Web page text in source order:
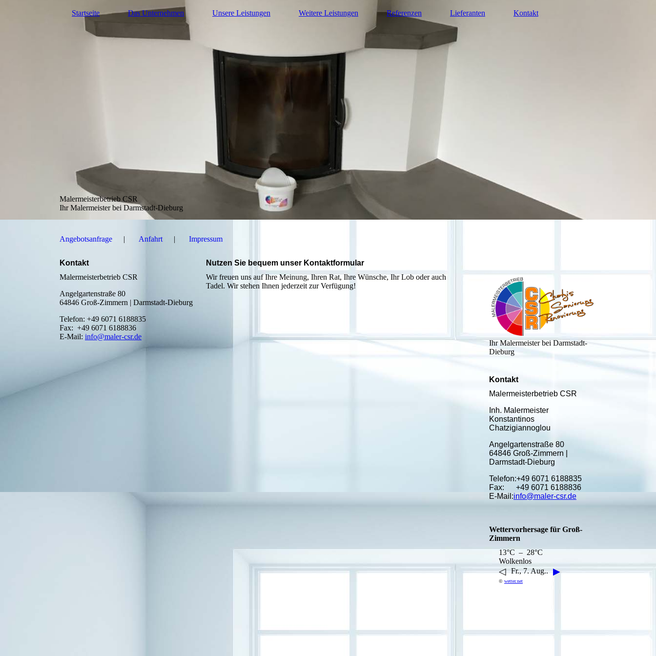
Startseite Das Unternehmen Unsere Leistungen Weitere Leistungen Referenzen Lieferanten Kontakt
Malermeisterbetrieb CSR
Ihr Malermeister bei Darmstadt-Dieburg
Angebotsanfrage Anfahrt Impressum
Kontakt
Malermeisterbetrieb CSR
Angelgartenstraße 80
64846 Groß-Zimmern | Darmstadt-Dieburg
Telefon: +49 6071 6188835
Fax: +49 6071 6188836
E-Mail: info@maler-csr.de
Nutzen Sie bequem unser Kontaktformular
Wir freuen uns auf Ihre Meinung, Ihren Rat, Ihre Wünsche, Ihr Lob oder auch
Tadel. Wir stehen Ihnen jederzeit zur Verfügung!
Ihr Malermeister bei Darmstadt-
Dieburg
Kontakt
Malermeisterbetrieb CSR
Inh. Malermeister
Konstantinos
Chatzigiannoglou
Angelgartenstraße 80
64846 Groß-Zimmern |
Darmstadt-Dieburg
Telefon:+49 6071 6188835
Fax: +49 6071 6188836
E-Mail:info@maler-csr.de
Wettervorhersage für Groß-
Zimmern
13°C – 28°C
Wolkenlos
◁ Fr., 7. Aug.. ▶
© wetter.net